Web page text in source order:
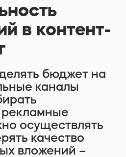
в контент-
бюджет на
каналы
осуществлять
качество
вложений –